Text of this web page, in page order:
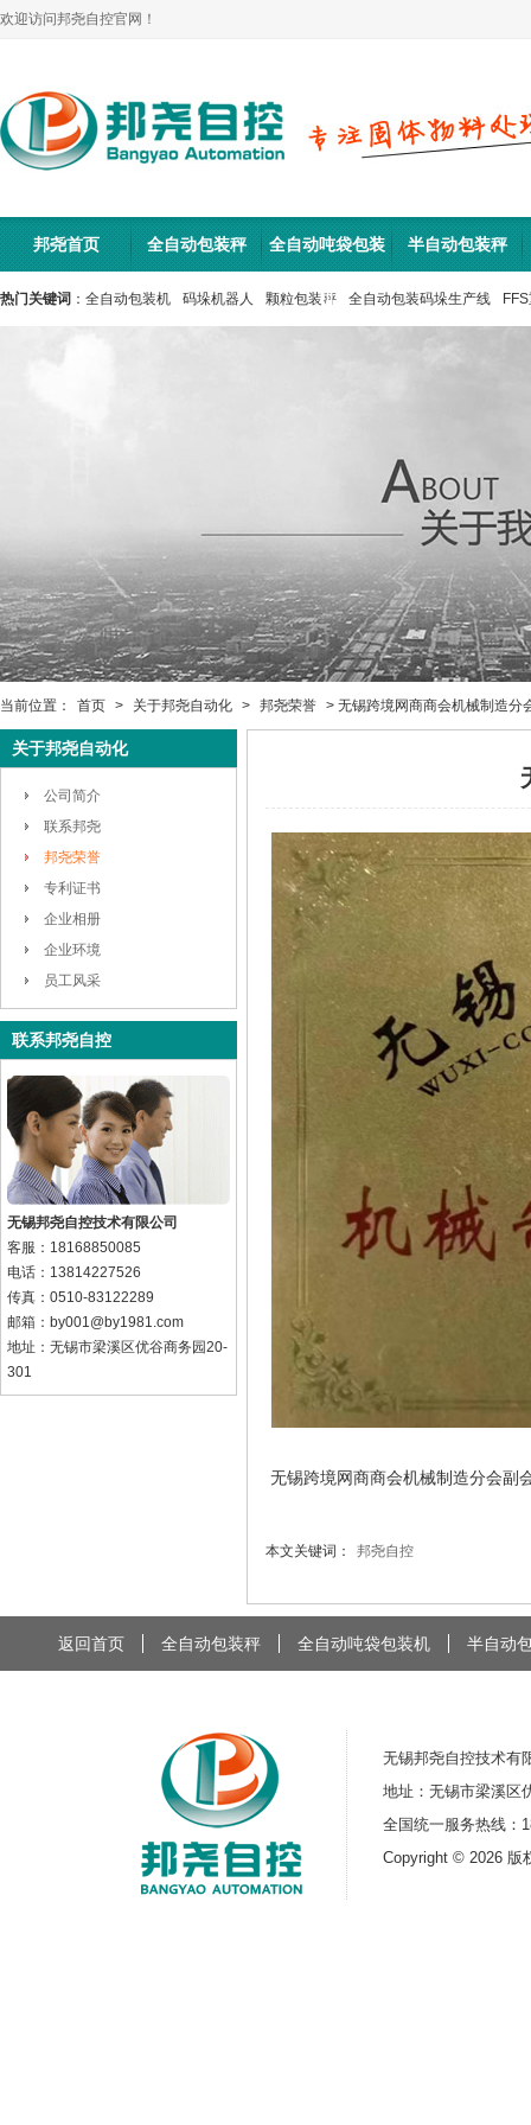
欢迎访问邦尧自控官网！
邦尧首页 全自动包装秤 全自动吨袋包装
机
半自动包装秤
热门关键词 ： 全自动包装机 码垛机器人 颗粒包装秤 全自动包装码垛生产线
当前位置： 首页 > 关于邦尧自动化 > 邦尧荣誉 > 无锡跨境网商商会机械制造分
关于邦尧自动化
公司简介
联系邦尧
邦尧荣誉
专利证书
企业相册
企业环境
员工风采
联系邦尧自控
无锡邦尧自控技术有限公司
客服：18168850085
电话：13814227526
传真：0510-83122289
邮箱：by001@by1981.com
地址：无锡市梁溪区优谷商务园20-
301
无锡跨境网商商会机械制造分会副
本文关键词： 邦尧自控
返回首页 全自动包装秤 全自动吨袋包装机 半自动
无锡邦尧自控技术
地址：无锡市梁溪区
全国统一服务热线：
Copyright © 2026 版